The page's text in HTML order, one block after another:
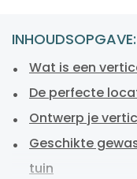
INHOUDSOPGAVE:
Wat is een
De perfecte
Ontwerp je
Geschikte
tuin